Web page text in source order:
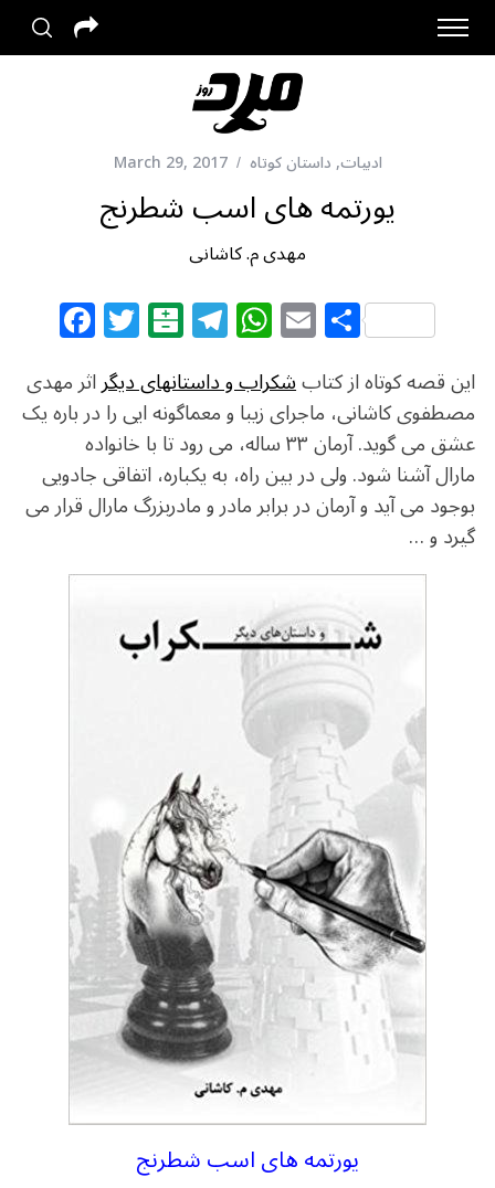
ادبیات,داستان کوتاه March 29, 2017
يورتمه های اسب شطرنج
مهدی م. کاشانی
F
a
c
e
b
o
o
k
T
w
itt
e
r
B
al
at
ar
in
T
el
e
g
ra
m
W
h
at
s
A
p
p
E
m
ai
l
S
h
ar
e
این قصه کوتاه از کتابشکراب و داستانهای ديگراثر مهدی
مصطفوی کاشانی، ماجرای زیبا و معماگونه ایی را در باره یک
عشق می گوید. آرمان ۳۳ ساله، می رود تا با خانواده
مارال آشنا شود. ولی در بین راه، به یکباره، اتفاقی جادویی
بوجود می آید و آرمان در برابر مادر و مادربزرگ مارال قرار می
گیرد و …
يورتمه های اسب شطرنج